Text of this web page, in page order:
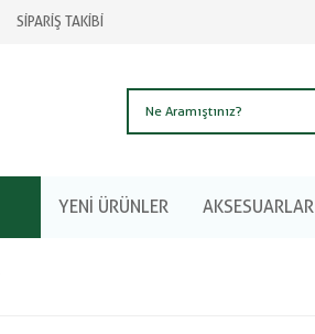
SİPARİŞ TAKİBİ
YENİ ÜRÜNLER AKSESUARLAR